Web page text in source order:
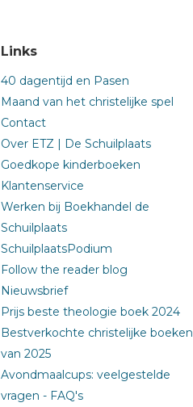
Links
40 dagentijd en Pasen
Maand van het christelijke spel
Contact
Over ETZ | De Schuilplaats
Goedkope kinderboeken
Klantenservice
Werken bij Boekhandel de
Schuilplaats
SchuilplaatsPodium
Follow the reader blog
Nieuwsbrief
Prijs beste theologie boek 2024
Bestverkochte christelijke boeken
van 2025
Avondmaalcups: veelgestelde
vragen - FAQ's